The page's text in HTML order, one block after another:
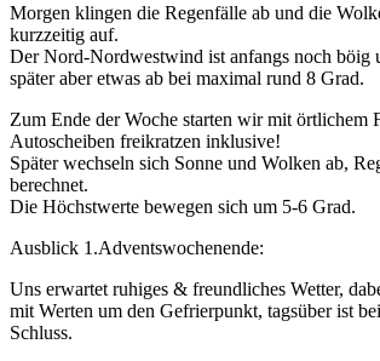
Morgen klingen die Regenfälle ab und die
kurzzeitig auf.
Der Nord-Nordwestwind ist anfangs noch böig
später aber etwas ab bei maximal rund 8 Grad.
Zum Ende der Woche starten wir mit örtlichem
Autoscheiben freikratzen inklusive!
Später wechseln sich Sonne und Wolken ab,
berechnet.
Die Höchstwerte bewegen sich um 5-6 Grad.
Ausblick 1.Adventswochenende:
Uns erwartet ruhiges & freundliches Wetter,
mit Werten um den Gefrierpunkt, tagsüber ist
Schluss.